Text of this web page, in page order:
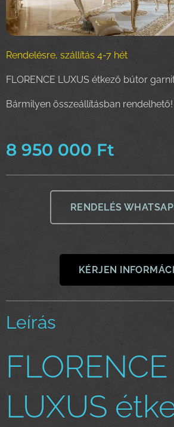
Rendelésre, szállítás 4-7 hét
FLORENCE LUXUS étkező bútor
Bármilyen összeállításban rendelhető!
8 950 000 Ft
RENDELÉS
KÉRJEN
Leírás
FLORENCE
LUXUS